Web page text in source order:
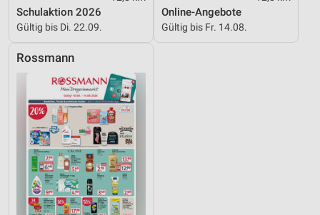
Schulaktion 2026
Gültig bis Di. 22.09.
Online-Angebote
Gültig bis Fr. 14.08.
Rossmann
Geräte anhand von aktiv angeforderten
Informationen identifizieren
Nicht-IAB-Verarbeitungszwecke:
Notwendig
Performance
Funktional
Werbung